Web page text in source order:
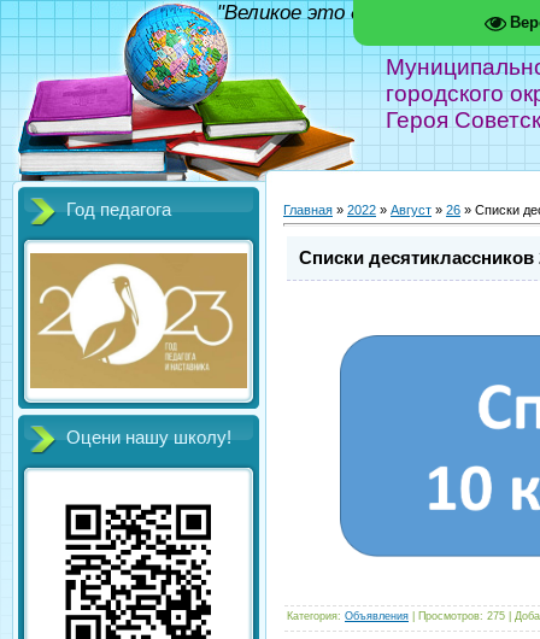
городского
Героя
"Великое это дело - школа!"
Год педагога
Оцени нашу школу!
Главная » 2022 » Август » 26 » Списки
Списки
Категория: Объявления Просмотров: 275